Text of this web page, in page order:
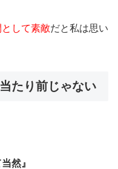
して素敵だと私は思い
たり前じゃない
然』